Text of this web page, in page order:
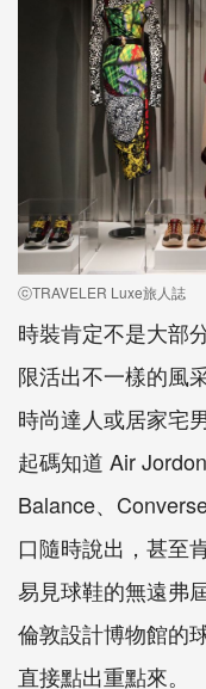
ⓒTRAVELER Luxe旅人誌
時裝肯定不是大部
限活出不一樣的風
時尚達人或居家宅
起碼知道 Air
Balance、
口隨時說出，甚至
易見球鞋的無遠弗
倫敦設計博物館的
直接點出重點來。